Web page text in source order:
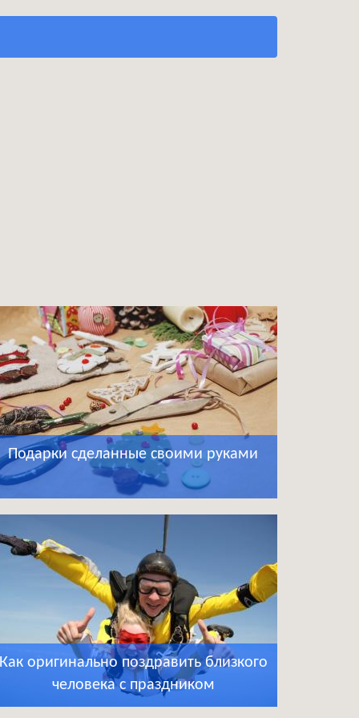
Подарки сделанные своими руками
оригинально поздравить близкого
человека с праздником